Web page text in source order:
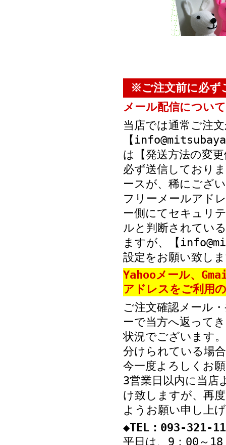
※ご注文前に必ず
メール配信につい
当店では通常ご注
【
は【発送方法の変
必ず送信しており
ースが、稀にござ
フリーメールアド
ー側にてセキュリ
ルと判断されてい
ますが、【
設定をお願い致し
Yahooメール、
アドレスをご利用
ご注文確認メール
ーで当方へ返って
状況でございます
分けられている場
今一度よろしくお
3営業日以内に当店
け致しますが、再
ようお願い申し上
◆TEL：093-321-
平日は、9：00～